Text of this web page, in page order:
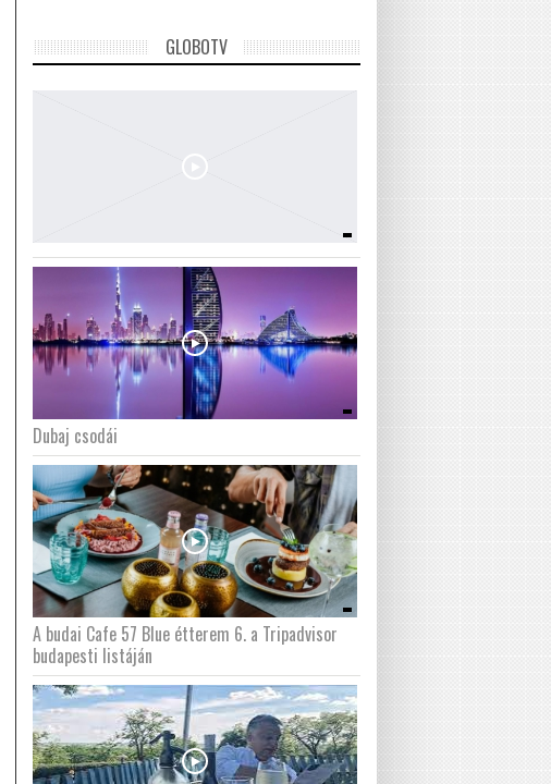
GLOBOTV
Dubaj csodái
A budai Cafe 57 Blue étterem 6. a Tripadvisor
budapesti listáján